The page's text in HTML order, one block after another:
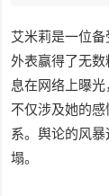
艾米莉是一位
外表赢得了无
息在网络上曝
不仅涉及她的
系。舆论的风
塌。